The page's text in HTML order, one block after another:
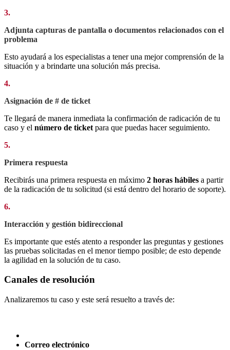
3.
Adjunta capturas de pantalla o documentos relacionados con el
problema
Esto ayudará a los especialistas a tener una mejor comprensión de la
situación y a brindarte una solución más precisa.
4.
Asignación de # de ticket
Te llegará de manera inmediata la confirmación de radicación de tu
caso y el número de ticket para que puedas hacer seguimiento.
5.
Primera respuesta
Recibirás una primera respuesta en máximo 2 horas hábiles a partir
de la radicación de tu solicitud (si está dentro del horario de soporte).
6.
Interacción y gestión bidireccional
Es importante que estés atento a responder las preguntas y gestiones
las pruebas solicitadas en el menor tiempo posible; de esto depende
la agilidad en la solución de tu caso.
Canales de resolución
Analizaremos tu caso y este será resuelto a través de:
Correo electrónico